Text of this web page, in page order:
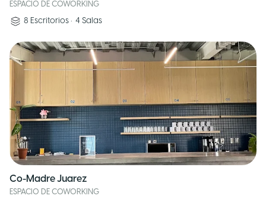
ESPACIO DE COWORKING
8 Escritorios • 4 Salas
Co-Madre Juarez
ESPACIO DE COWORKING